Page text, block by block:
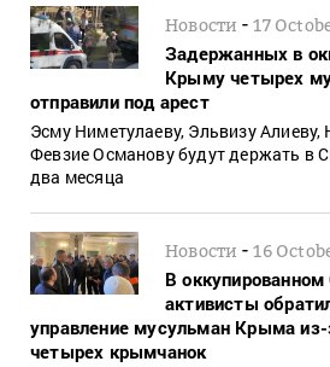
Новости -17
Задержанных в
Крыму четырех
отправили под арест
Эсму Ниметулаеву, Эльвизу Алиеву,
Февзие Османову будут держать в
два месяца
Новости -16
В
активисты
управление мусульман Крыма
четырех крымчанок